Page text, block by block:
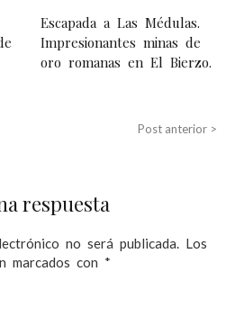
Escapada a Las Médulas.
Impresionantes minas de
oro romanas en El Bierzo.
Post anterior >
respuesta
no será publicada. Los
marcados con *